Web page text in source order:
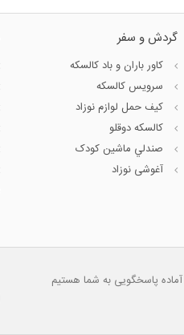
گردش و سفر
کاور باران و باد کالسکه
سرويس كالسكه
كيف حمل لوازم نوزاد
كالسكه دوقلو
صندلي ماشين کودک
آغوشی نوزاد
آماده پاسخگویی به شما هستیم